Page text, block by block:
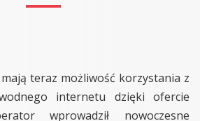
teraz możliwość korzystania z
internetu dzięki ofercie
wprowadził nowoczesne